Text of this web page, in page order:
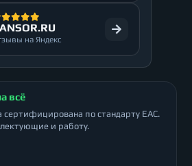
на Яндекс
всё
сертифицирована по стандарту ЕАС.
и работу.